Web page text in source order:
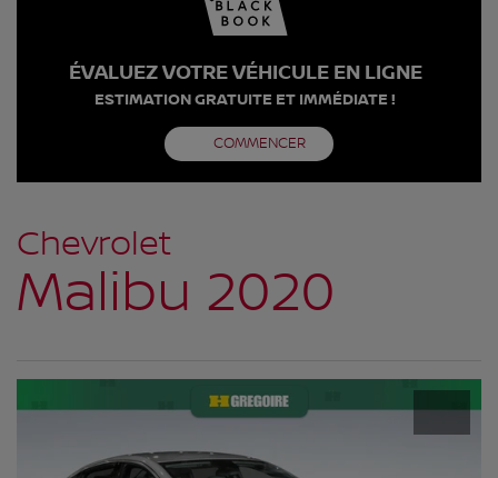
ÉVALUEZ VOTRE VÉHICULE EN LIGNE
ESTIMATION GRATUITE ET IMMÉDIATE !
COMMENCER
Chevrolet
Malibu 2020